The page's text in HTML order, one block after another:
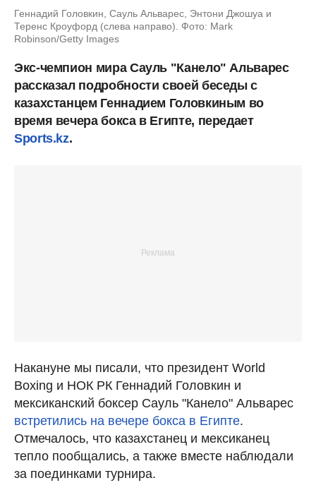
Геннадий Головкин, Сауль Альварес, Энтони Джошуа и
Теренс Кроуфорд (слева направо). Фото: Mark
Robinson/Getty Images
Экс-чемпион мира Сауль "Канело" Альварес
рассказал подробности своей беседы с
казахстанцем Геннадием Головкиным во
время вечера бокса в Египте, передает
Sports.kz.
Накануне мы писали, что президент World
Boxing и НОК РК Геннадий Головкин и
мексиканский боксер Сауль "Канело" Альварес
встретились на вечере бокса в Египте.
Отмечалось, что казахстанец и мексиканец
тепло пообщались, а также вместе наблюдали
за поединками турнира.